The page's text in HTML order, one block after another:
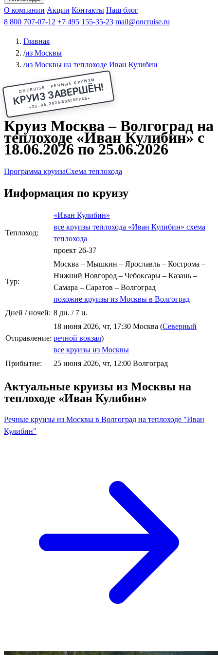
Чебоксарыиз Волгоградаиз Саратова Все города
КазаньВ Нижний НовгородВ ПермьВ Ростов-на-Дону
РыбинскНа СоловкиНа ВалаамПо ОкеПо Енисею
Афанасий Никитин Октябрьская революция
ФединАлександр СвешниковИван
МироновА.С.Попов
О компании Акции Контакты Наш блог
8 800 707-07-12 +7 495 155-35-23 mail@oncruise.ru
Главная
/из Москвы
/из Москвы на теплоходе Иван Кулибин
ONCRUISE · РЕЧНЫЕ КРУИЗЫ
КРУИЗ ЗАВЕРШЁН!
★25.06.2026
ВОЛГОГРАД★
Круиз Москва – Волгоград на
теплоходе «Иван Кулибин» с
18.06.2026 по 25.06.2026
Программа круизаСхема теплохода
Информация по круизу
Теплоход:
«Иван Кулибин»
все круизы теплохода «Иван Кулибин» схема
теплохода
проект 26-37
Тур:
Москва – Мышкин – Ярославль – Кострома –
Нижний Новгород – Чебоксары – Казань –
Самара – Саратов – Волгоград
похожие круизы из Москвы в Волгоград
Дней / ночей: 8 дн. / 7 н.
Отправление:
18 июня 2026, чт, 17:30 Москва (Северный
речной вокзал)
все круизы из Москвы
Прибытие:
25 июня 2026, чт, 12:00 Волгоград
Актуальные круизы из Москвы на
теплоходе «Иван Кулибин»
Речные круизы из Москвы в Волгоград на теплоходе "Иван
Кулибин"